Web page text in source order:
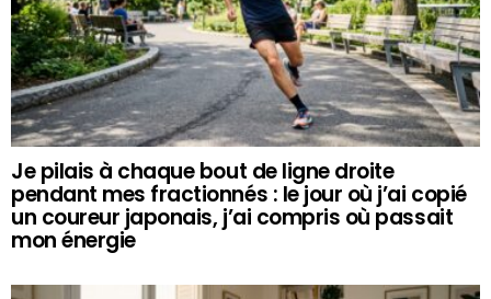
Je pilais à chaque bout de ligne droite
pendant mes fractionnés : le jour où j’ai copié
un coureur japonais, j’ai compris où passait
mon énergie